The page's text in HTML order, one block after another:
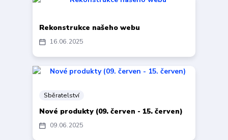
16 06 2025
Rekonstrukce našeho webu
09 06 2025
Sběratelství
Nové produkty (09. červen - 15. červen)